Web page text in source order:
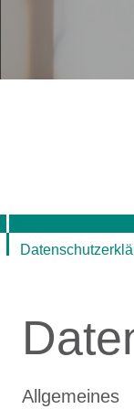
Allgemeines